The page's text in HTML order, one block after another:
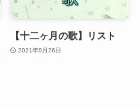
【十二ヶ月の歌】リスト
2021年9月26日